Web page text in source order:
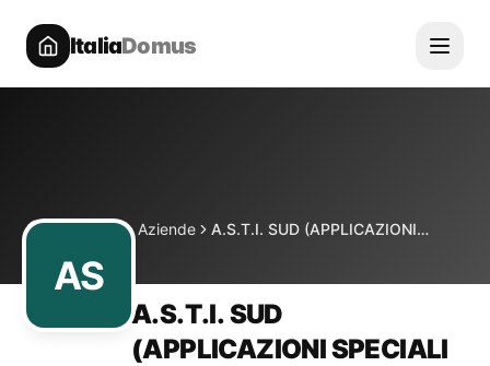
ItaliaDomus
HomeDirectory Aziende A.S.T.I. SUD (APPLICAZIONI SPECIALI TECNOLOGIE INDUSTRIALI) S.R.L
AS
A.S.T.I. SUD
(APPLICAZIONI SPECIALI